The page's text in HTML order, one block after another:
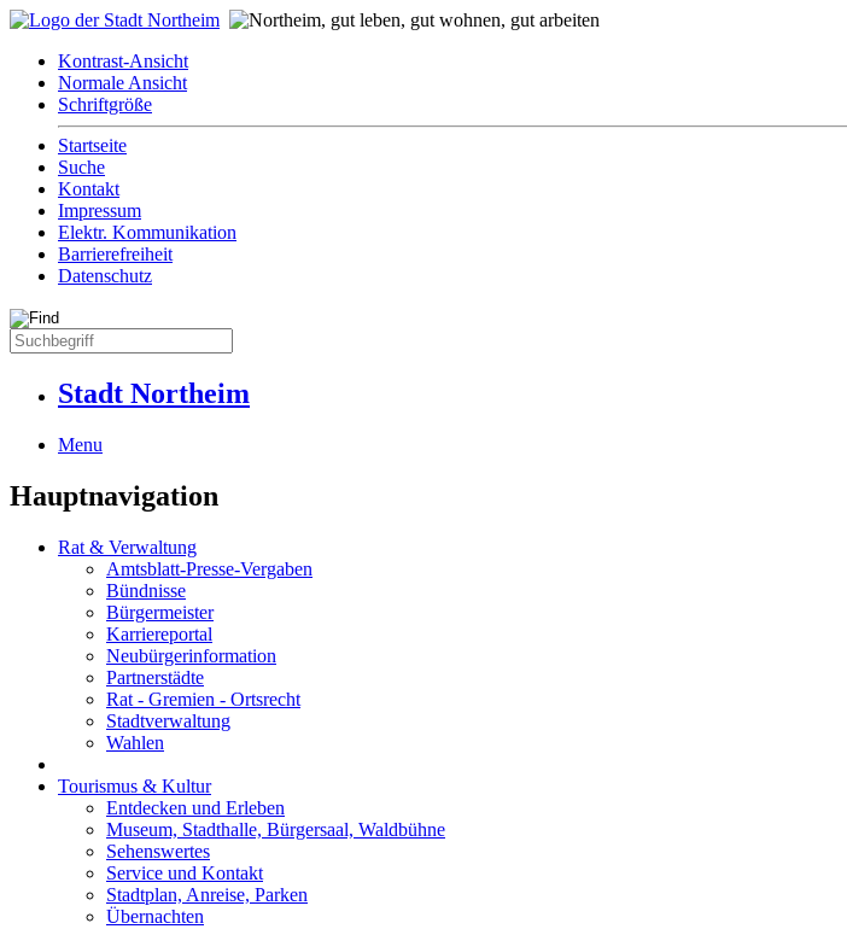
Kontrast-Ansicht
Normale Ansicht
Schriftgröße
Startseite
Suche
Kontakt
Impressum
Elektr. Kommunikation
Barrierefreiheit
Datenschutz
Stadt Northeim
Menu
Hauptnavigation
Rat & Verwaltung
Amtsblatt-Presse-Vergaben
Bündnisse
Bürgermeister
Karriereportal
Neubürgerinformation
Partnerstädte
Rat - Gremien - Ortsrecht
Stadtverwaltung
Wahlen
Tourismus & Kultur
Entdecken und Erleben
Museum, Stadthalle, Bürgersaal, Waldbühne
Sehenswertes
Service und Kontakt
Stadtplan, Anreise, Parken
Übernachten